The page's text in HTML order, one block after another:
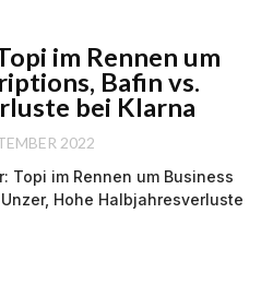
im Rennen um
Bafin vs.
bei Klarna
2022
Topi im Rennen um Business
Hohe Halbjahresverluste